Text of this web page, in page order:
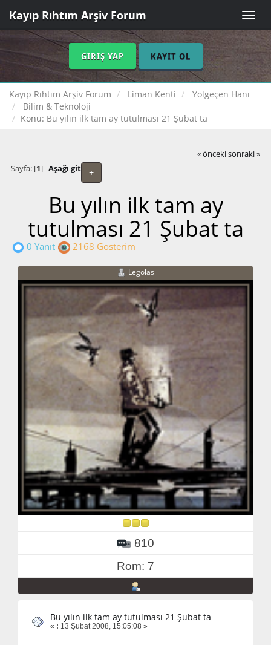
Toggle
Kayıp Rıhtım Arşiv Forum
GIRIŞ YAP KAYIT OL
Kayıp Rıhtım Arşiv Forum Liman Kenti
Yolgeçen Hanı
Bilim & Teknoloji
Konu: Bu yılın ilk tam ay tutulması 21 Şubat ta
« önceki sonraki »
+
Sayfa: [1] Aşağı git
Bu yılın ilk tam ay
tutulması 21 Şubat ta
0 Yanıt 2168 Gösterim
Legolas
810
Rom: 7
Bu yılın ilk tam ay tutulması 21 Şubat ta
« : 13 Şubat 2008, 15:05:08 »